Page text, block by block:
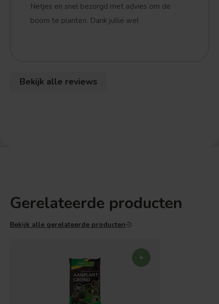
Netjes en snel bezorgd met advies om de
boom te planten. Dank jullie wel
Bekijk alle reviews
Gerelateerde producten
Bekijk alle gerelateerde producten
Treurvorm